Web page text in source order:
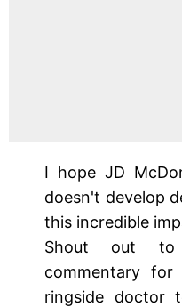
I hope JD
doesn't develop
this incredible
Shout out to
commentary
ringside doctor